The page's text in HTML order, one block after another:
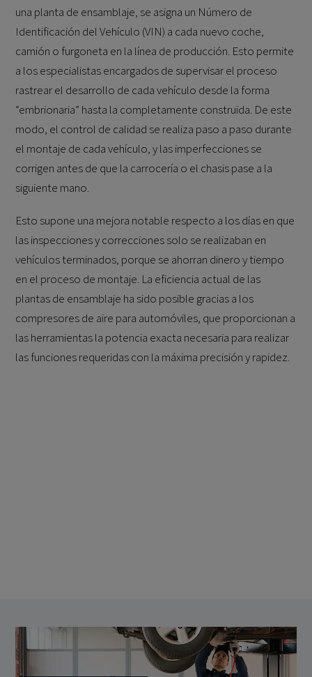
una planta de ensamblaje, se asigna un Número de
Identificación del Vehículo (VIN) a cada nuevo coche,
camión o furgoneta en la línea de producción. Esto permite
a los especialistas encargados de supervisar el proceso
rastrear el desarrollo de cada vehículo desde la forma
“embrionaria” hasta la completamente construida. De este
modo, el control de calidad se realiza paso a paso durante
el montaje de cada vehículo, y las imperfecciones se
corrigen antes de que la carrocería o el chasis pase a la
siguiente mano.
Esto supone una mejora notable respecto a los días en que
las inspecciones y correcciones solo se realizaban en
vehículos terminados, porque se ahorran dinero y tiempo
en el proceso de montaje. La eficiencia actual de las
plantas de ensamblaje ha sido posible gracias a los
compresores de aire para automóviles, que proporcionan a
las herramientas la potencia exacta necesaria para realizar
las funciones requeridas con la máxima precisión y rapidez.